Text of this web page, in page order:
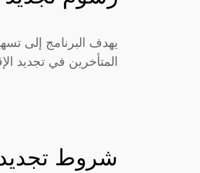
يهدف البرنامج إلى
المتأخرين في تجديد
شروط تجديد